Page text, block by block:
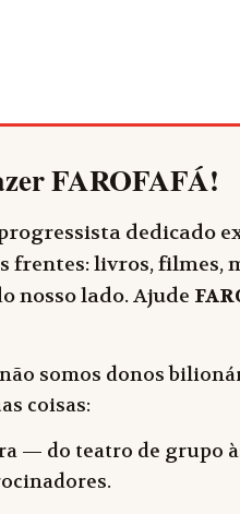
FAROFAFÁ!
dedicado
livros, filmes,
nosso lado. Ajude
somos donos
coisas:
— do teatro de grupo